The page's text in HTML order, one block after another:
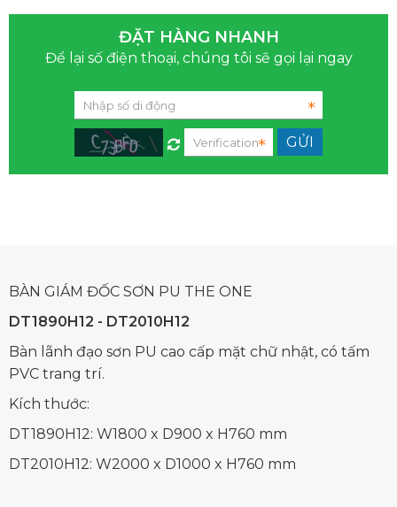
ĐẶT HÀNG NHANH
Để lại số điện thoại, chúng tôi sẽ gọi lại ngay
BÀN GIÁM ĐỐC SƠN PU THE ONE
DT1890H12 - DT2010H12
Bàn lãnh đạo sơn PU cao cấp mặt chữ nhật, có tấm
PVC trang trí.
Kích thước:
DT1890H12: W1800 x D900 x H760 mm
DT2010H12: W2000 x D1000 x H760 mm